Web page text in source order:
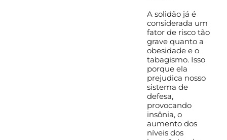
A solidão já é
considerada um
fator de risco tão
grave quanto a
obesidade e o
tabagismo. Isso
porque ela
prejudica nosso
sistema de
defesa,
provocando
insônia, o
aumento dos
níveis dos